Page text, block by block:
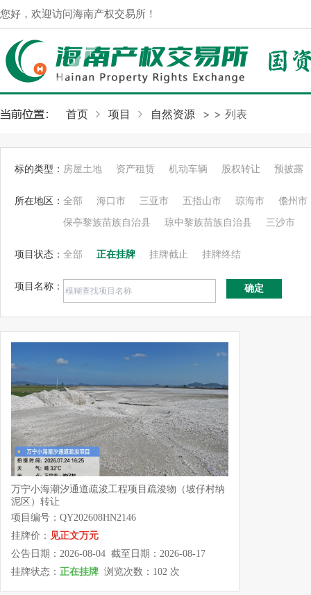
您好，欢迎访问海南产权交易所！
首页 项目 >
自然资源 > 列表
标的类型： 房屋土地 资产租赁 机动车辆 股权转让 预披露
所在地区： 全部 海口市 三亚市 五指山市 琼海市 儋州市
保亭黎族苗族自治县 琼中黎族苗族自治县 三沙市
项目状态： 全部 正在挂牌 挂牌截止 挂牌终结
项目名称： 确定
万宁小海潮汐通道疏浚工程项目疏浚物（坡仔村纳
泥区）转让
项目编号：QY202608HN2146
挂牌价： 见正文万元
公告日期：2026-08-04 截至日期：2026-08-17
挂牌状态： 正在挂牌 浏览次数：102 次